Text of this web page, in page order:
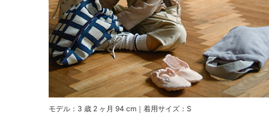
モデル：3 歳 2 ヶ月 94 cm｜着用サイズ：S